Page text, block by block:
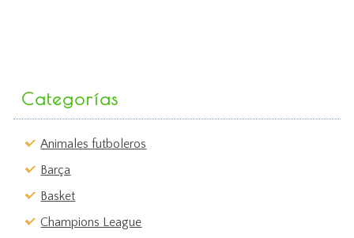
Categorías
Animales futboleros
Barça
Basket
Champions League